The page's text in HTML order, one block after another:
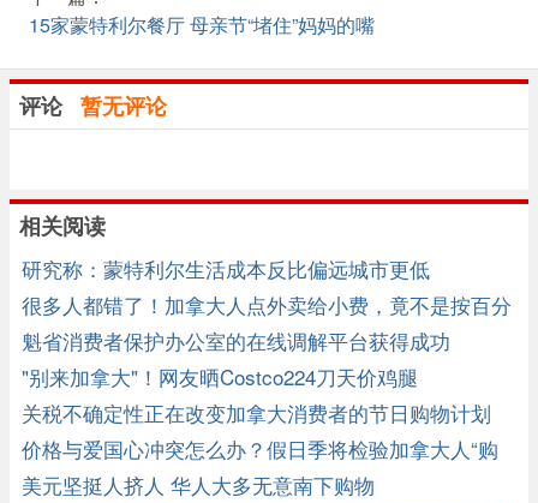
15家蒙特利尔餐厅 母亲节“堵住”妈妈的嘴
评论 暂无评论
相关阅读
研究称：蒙特利尔生活成本反比偏远城市更低
很多人都错了！加拿大人点外卖给小费，竟不是按百分
比
魁省消费者保护办公室的在线调解平台获得成功
"别来加拿大"！网友晒Costco224刀天价鸡腿
关税不确定性正在改变加拿大消费者的节日购物计划
价格与爱国心冲突怎么办？假日季将检验加拿大人“购
买加拿大货” ...
美元坚挺人挤人 华人大多无意南下购物